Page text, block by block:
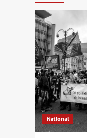
National